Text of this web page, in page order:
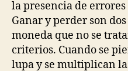
la presencia de
Ganar y perder son
moneda que no se
criterios. Cuando se
lupa y se multiplican